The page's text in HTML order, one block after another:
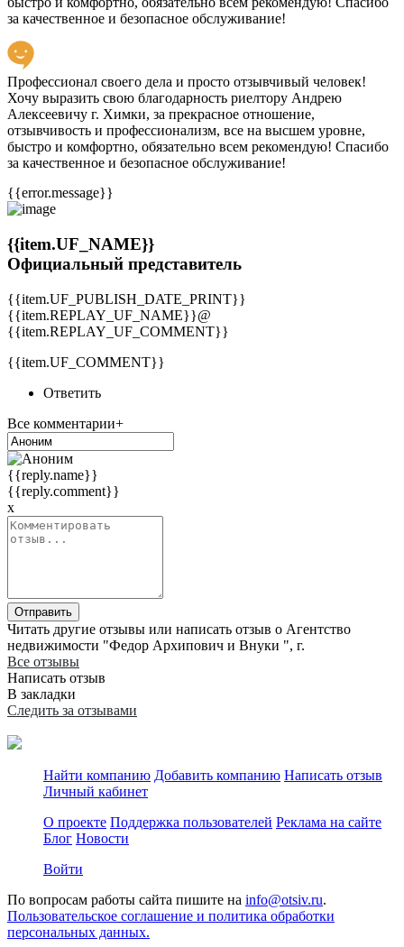
за качественное и безопасное обслуживание!
Профессионал своего дела и просто отзывчивый человек!
Хочу выразить свою благодарность риелтору Андрею
Алексеевичу г. Химки, за прекрасное отношение,
отзывчивость и профессионализм, все на высшем уровне,
быстро и комфортно, обязательно всем рекомендую! Спасибо
за качественное и безопасное обслуживание!
{{error.message}}
{{item.UF_NAME}}
Официальный представитель
{{item.UF_PUBLISH_DATE_PRINT}}
{{item.REPLAY_UF_NAME}}@
{{item.REPLAY_UF_COMMENT}}
{{item.UF_COMMENT}}
Ответить
Все комментарии+
{{reply.name}}
{{reply.comment}}
x
Отправить
Читать другие отзывы или написать отзыв о Агентство
недвижимости "Федор Архипович и Внуки ", г.
Все отзывы
Написать отзыв
В закладки
Следить за отзывами
Найти компанию Добавить компанию Написать отзыв
Личный кабинет
О проекте Поддержка пользователей Реклама на сайте
Блог Новости
Войти
По вопросам работы сайта пишите на info@otsiv.ru.
Пользовательское соглашение и политика обработки
персональных данных.